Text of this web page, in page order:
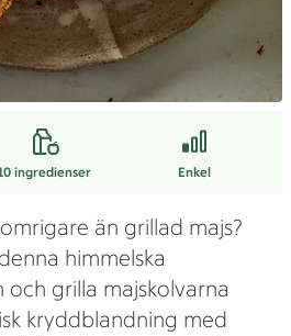
ingredienser Enkel
än grillad majs?
himmelska
grilla majskolvarna
kryddblandning med